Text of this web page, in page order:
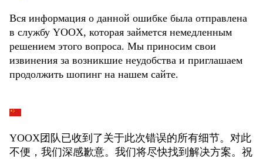
Вся информация о данной ошибке была отправлена
в службу YOOX, которая займется немедленным
решением этого вопроса. Мы приносим свои
извинения за возникшие неудобства и приглашаем
продолжить шопинг на нашем сайте.
YOOX团队已收到了关于此次错误的所有细节。对此
不便，我们深感歉意。我们将尽快找到解决方案。祝